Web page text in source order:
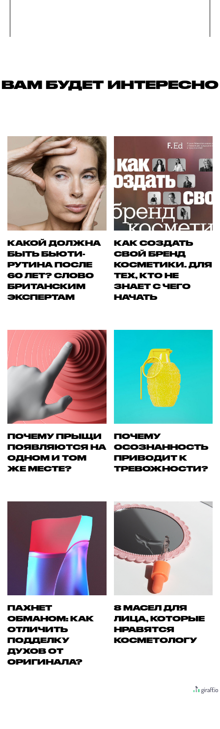
ВАМ БУДЕТ ИНТЕРЕСНО
КАКОЙ ДОЛЖНА
БЫТЬ БЬЮТИ-
РУТИНА ПОСЛЕ
60 ЛЕТ? СЛОВО
БРИТАНСКИМ
ЭКСПЕРТАМ
КАК СОЗДАТЬ
СВОЙ БРЕНД
КОСМЕТИКИ. ДЛЯ
ТЕХ, КТО НЕ
ЗНАЕТ С ЧЕГО
НАЧАТЬ
ПОЧЕМУ ПРЫЩИ
ПОЯВЛЯЮТСЯ НА
ОДНОМ И ТОМ
ЖЕ МЕСТЕ?
ПОЧЕМУ
ОСОЗНАННОСТЬ
ПРИВОДИТ К
ТРЕВОЖНОСТИ?
ПАХНЕТ
ОБМАНОМ: КАК
ОТЛИЧИТЬ
ПОДДЕЛКУ
ДУХОВ ОТ
ОРИГИНАЛА?
8 МАСЕЛ ДЛЯ
ЛИЦА, КОТОРЫЕ
НРАВЯТСЯ
КОСМЕТОЛОГУ